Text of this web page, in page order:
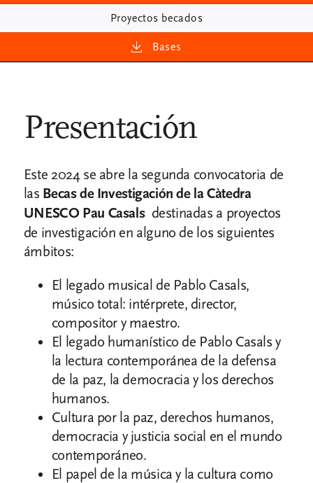
Proyectos becados
Bases
Presentación
Este 2024 se abre la segunda convocatoria de
las Becas de Investigación de la Càtedra
UNESCO Pau Casalsdestinadas a proyectos
de investigación en alguno de los siguientes
ámbitos:
El legado musical de Pablo Casals,
músico total: intérprete, director,
compositor y maestro.
El legado humanístico de Pablo Casals y
la lectura contemporánea de la defensa
de la paz, la democracia y los derechos
humanos.
Cultura por la paz, derechos humanos,
democracia y justicia social en el mundo
contemporáneo.
El papel de la música y la cultura como